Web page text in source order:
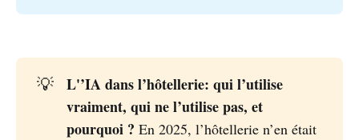
💡
L'’IA dans l’hôtellerie: qui l’utilise
vraiment, qui ne l’utilise pas, et
pourquoi ? En 2025, l’hôtellerie n’en était